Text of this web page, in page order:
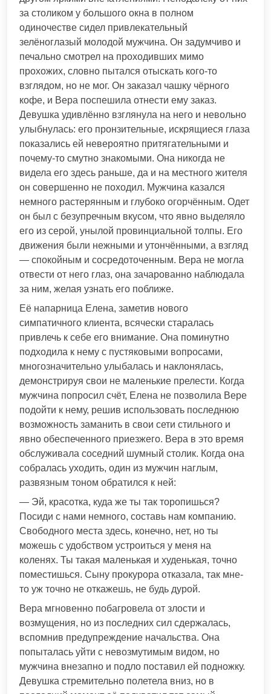
за столиком у большого окна в полном
одиночестве сидел привлекательный
зелёноглазый молодой мужчина. Он задумчиво и
печально смотрел на проходивших мимо
прохожих, словно пытался отыскать кого-то
взглядом, но не мог. Он заказал чашку чёрного
кофе, и Вера поспешила отнести ему заказ.
Девушка удивлённо взглянула на него и невольно
улыбнулась: его пронзительные, искрящиеся глаза
показались ей невероятно притягательными и
почему-то смутно знакомыми. Она никогда не
видела его здесь раньше, да и на местного жителя
он совершенно не походил. Мужчина казался
немного растерянным и глубоко огорчённым. Одет
он был с безупречным вкусом, что явно выделяло
его из серой, унылой провинциальной толпы. Его
движения были нежными и утончёнными, а взгляд
— спокойным и сосредоточенным. Вера не могла
отвести от него глаз, она зачарованно наблюдала
за ним, желая узнать его поближе.
Её напарница Елена, заметив нового
симпатичного клиента, всячески старалась
привлечь к себе его внимание. Она поминутно
подходила к нему с пустяковыми вопросами,
многозначительно улыбалась и наклонялась,
демонстрируя свои не маленькие прелести. Когда
мужчина попросил счёт, Елена не позволила Вере
подойти к нему, решив использовать последнюю
возможность заманить в свои сети стильного и
явно обеспеченного приезжего. Вера в это время
обслуживала соседний шумный столик. Когда она
собралась уходить, один из мужчин наглым,
развязным тоном обратился к ней:
— Эй, красотка, куда же ты так торопишься?
Посиди с нами немного, составь нам компанию.
Свободного места здесь, конечно, нет, но ты
можешь с удобством устроиться у меня на
коленях. Ты такая маленькая и худенькая, точно
поместишься. Сыну прокурора отказала, так мне-
то уж точно не откажешь, не будь дурой.
Вера мгновенно побагровела от злости и
возмущения, но из последних сил сдержалась,
вспомнив предупреждение начальства. Она
попыталась уйти с невозмутимым видом, но
мужчина внезапно и подло поставил ей подножку.
Девушка стремительно полетела вниз, но в